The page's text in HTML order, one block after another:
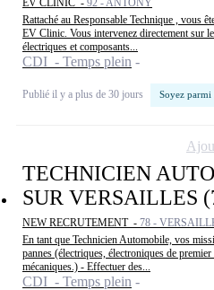
Rattaché au Responsable Technique , vous
EV Clinic. Vous intervenez directement sur
électriques et composants...
CDI - Temps plein
Publié il y a plus de 30 jours Soyez parmi
TECHNICIEN
SUR VERSAILLES
NEW RECRUTEMENT - 78 -
En tant que Technicien Automobile, vos
pannes (électriques, électroniques de
mécaniques.) - Effectuer des...
CDI - Temps plein